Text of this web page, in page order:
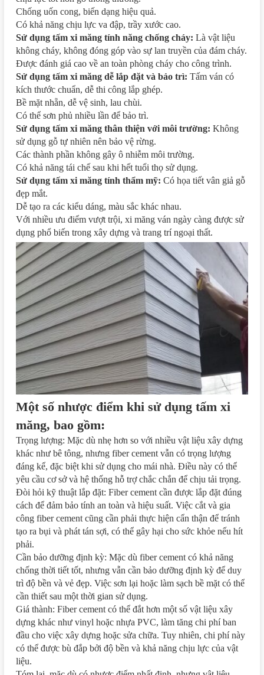
Chống uốn cong, biến dạng hiệu quả.
Có khả năng chịu lực va đập, trầy xước cao.
Sử dụng tấm xi măng tính năng chống cháy: Là vật liệu
không cháy, không đóng góp vào sự lan truyền của đám cháy.
Được đánh giá cao về an toàn phòng cháy cho công trình.
Sử dụng tấm xi măng dễ lắp đặt và bảo trì: Tấm ván có
kích thước chuẩn, dễ thi công lắp ghép.
Bề mặt nhẵn, dễ vệ sinh, lau chùi.
Có thể sơn phủ nhiều lần để bảo trì.
Sử dụng tấm xi măng thân thiện với môi trường: Không
sử dụng gỗ tự nhiên nên bảo vệ rừng.
Các thành phần không gây ô nhiễm môi trường.
Có khả năng tái chế sau khi hết tuổi thọ sử dụng.
Sử dụng tấm xi măng tính thẩm mỹ: Có họa tiết vân giả gỗ
đẹp mắt.
Dễ tạo ra các kiểu dáng, màu sắc khác nhau.
Với nhiều ưu điểm vượt trội, xi măng ván ngày càng được sử
dụng phổ biến trong xây dựng và trang trí ngoại thất.
Một số nhược điểm khi sử dụng tấm xi
măng, bao gồm:
Trọng lượng: Mặc dù nhẹ hơn so với nhiều vật liệu xây dựng
khác như bê tông, nhưng fiber cement vẫn có trọng lượng
đáng kể, đặc biệt khi sử dụng cho mái nhà. Điều này có thể
yêu cầu cơ sở và hệ thống hỗ trợ chắc chắn để chịu tải trọng.
Đòi hỏi kỹ thuật lắp đặt: Fiber cement cần được lắp đặt đúng
cách để đảm bảo tính an toàn và hiệu suất. Việc cắt và gia
công fiber cement cũng cần phải thực hiện cẩn thận để tránh
tạo ra bụi và phát tán sợi, có thể gây hại cho sức khỏe nếu hít
phải.
Cần bảo dưỡng định kỳ: Mặc dù fiber cement có khả năng
chống thời tiết tốt, nhưng vẫn cần bảo dưỡng định kỳ để duy
trì độ bền và vẻ đẹp. Việc sơn lại hoặc làm sạch bề mặt có thể
cần thiết sau một thời gian sử dụng.
Giá thành: Fiber cement có thể đắt hơn một số vật liệu xây
dựng khác như vinyl hoặc nhựa PVC, làm tăng chi phí ban
đầu cho việc xây dựng hoặc sửa chữa. Tuy nhiên, chi phí này
có thể được bù đắp bởi độ bền và khả năng chịu lực của vật
liệu.